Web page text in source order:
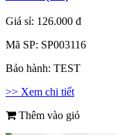
Giá sỉ: 126.000 đ
Mã SP: SP003116
Bảo hành: TEST
>> Xem chi tiết
Thêm vào giỏ